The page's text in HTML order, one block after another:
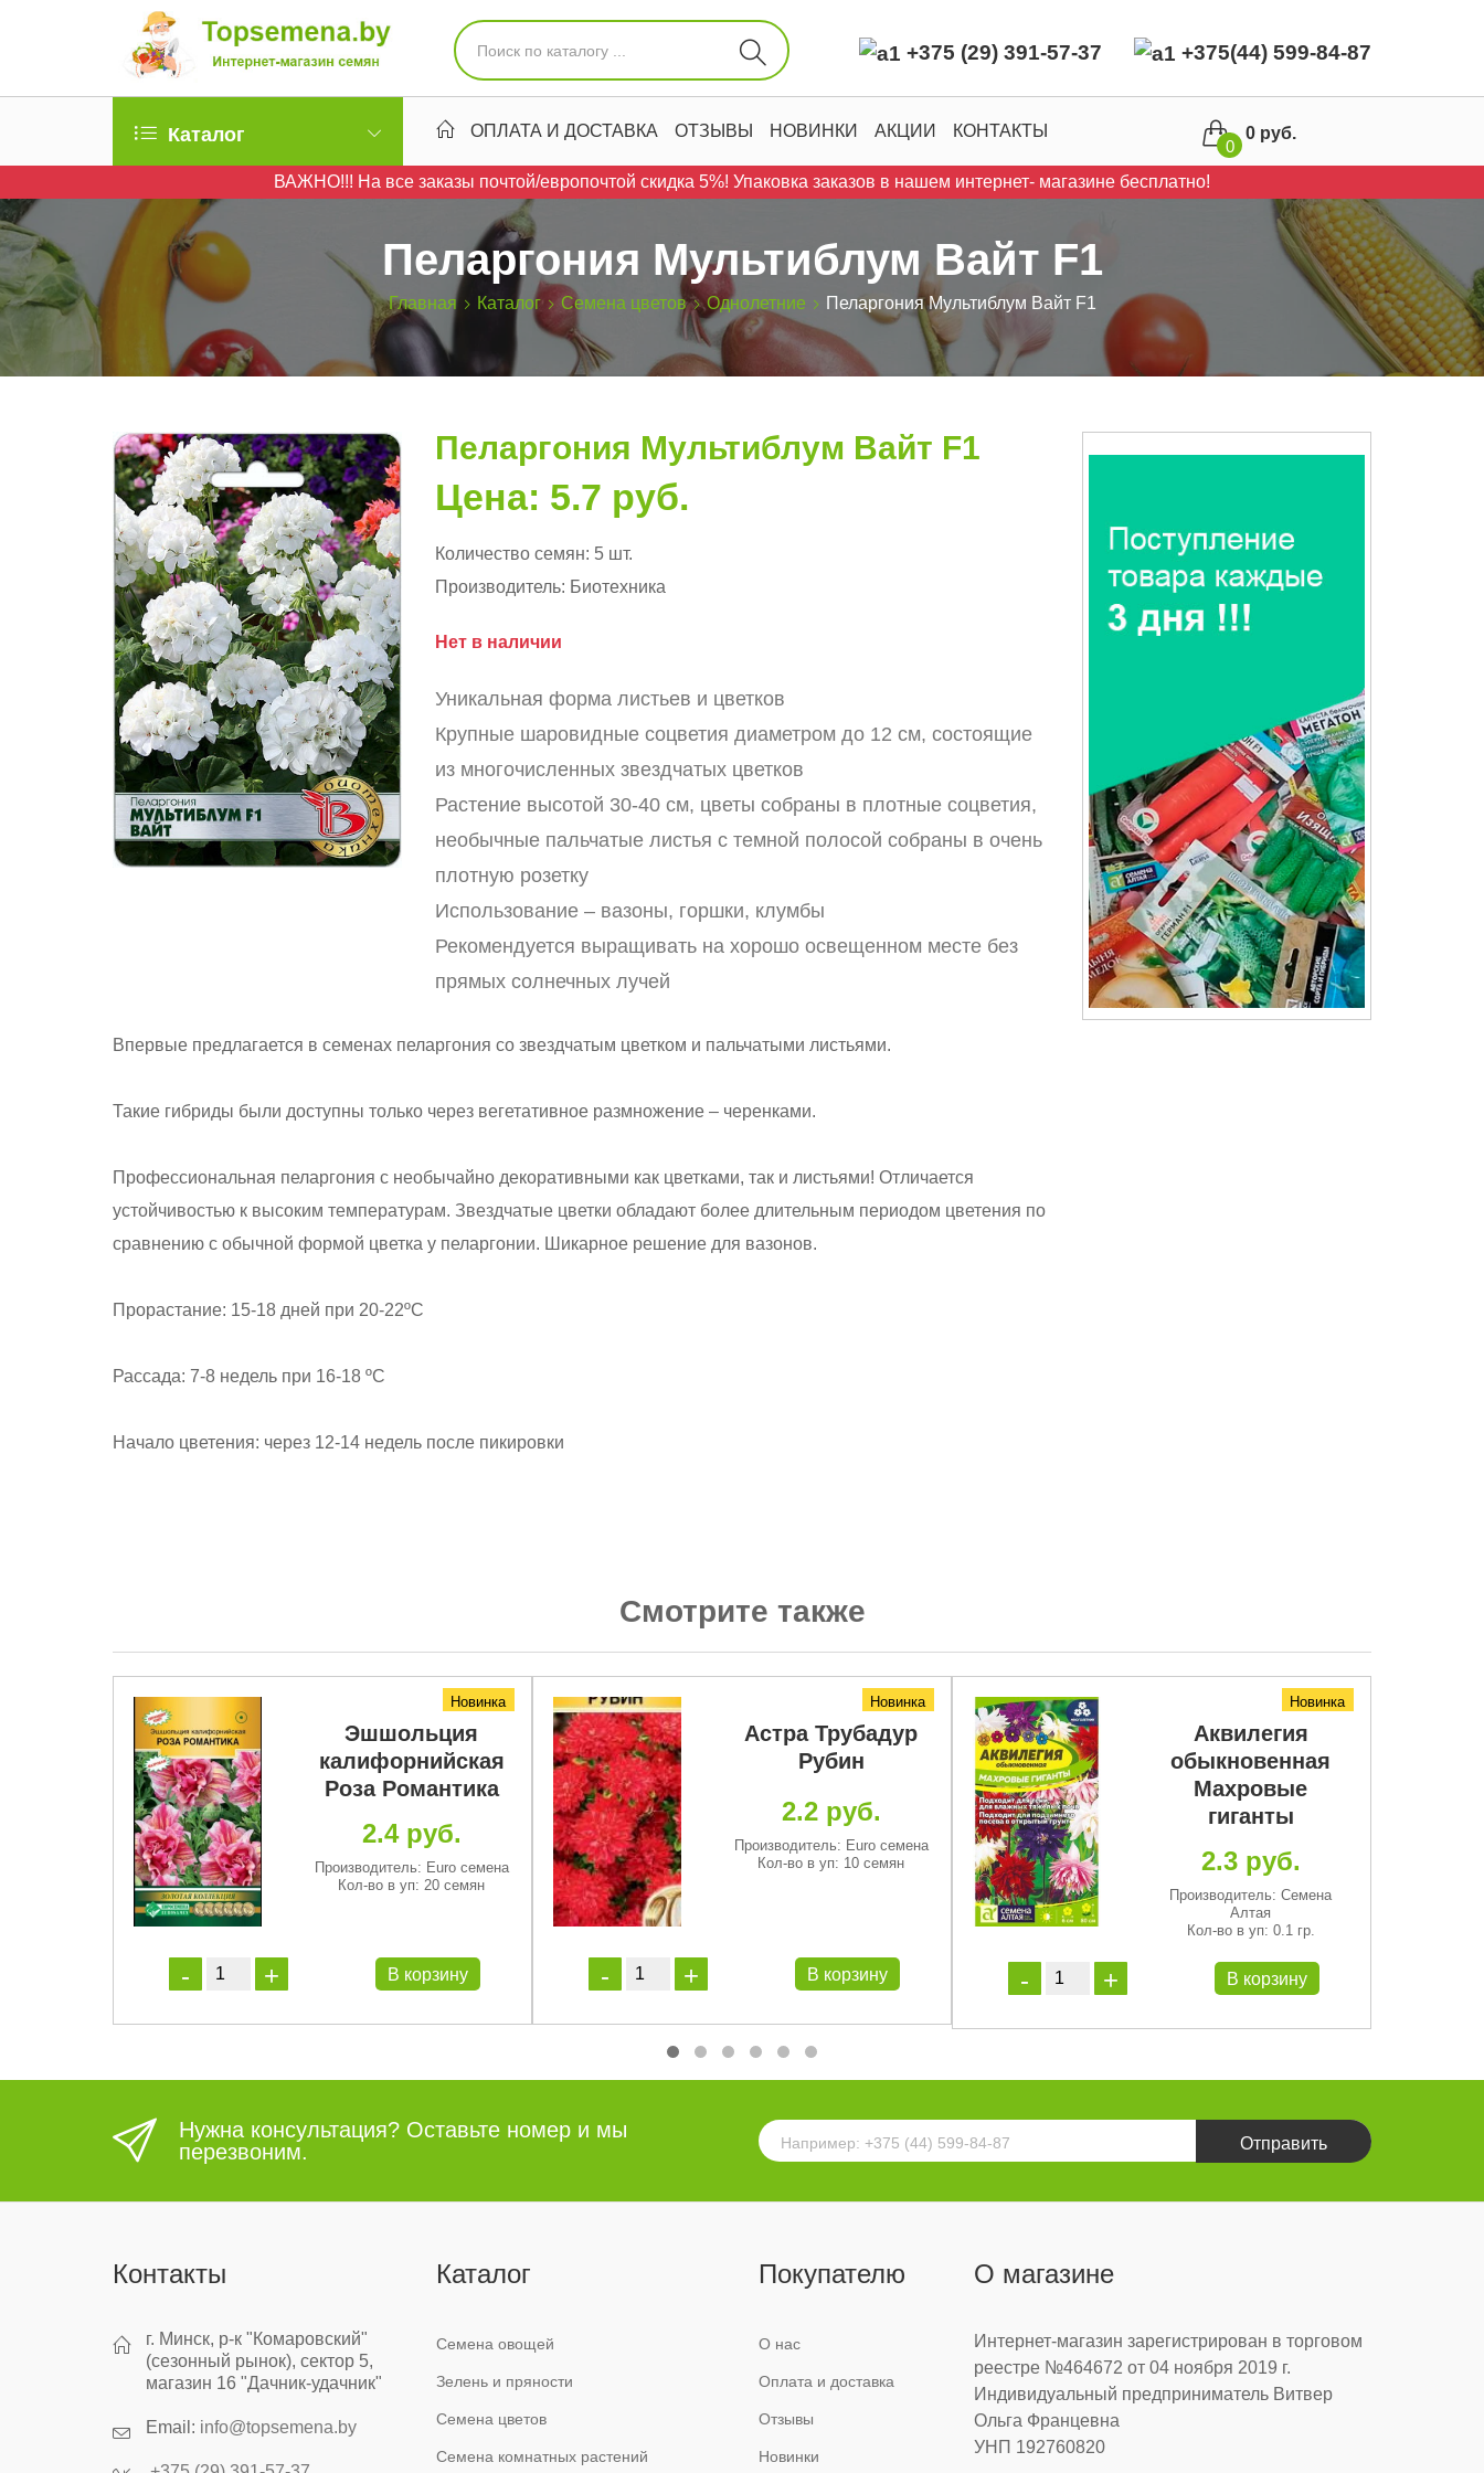
+375 (29) 391-57-37 +375(44) 599-84-87
Каталог ОПЛАТА И ДОСТАВКА ОТЗЫВЫ НОВИНКИ АКЦИИ КОНТАКТЫ 0
0 руб.
ВАЖНО!!! На все заказы почтой/европочтой скидка 5%! Упаковка заказов в нашем интернет- магазине бесплатно!
Пеларгония Мультиблум Вайт F1
Главная Каталог Семена цветов Однолетние Пеларгония Мультиблум Вайт F1
Пеларгония Мультиблум Вайт F1
Цена: 5.7 руб.
Количество семян: 5 шт.
Производитель: Биотехника
Нет в наличии
Уникальная форма листьев и цветков
Крупные шаровидные соцветия диаметром до 12 см, состоящие
из многочисленных звездчатых цветков
Растение высотой 30-40 см, цветы собраны в плотные соцветия,
необычные пальчатые листья с темной полосой собраны в очень
плотную розетку
Использование – вазоны, горшки, клумбы
Рекомендуется выращивать на хорошо освещенном месте без
прямых солнечных лучей
Впервые предлагается в семенах пеларгония со звездчатым цветком и пальчатыми листьями.
Такие гибриды были доступны только через вегетативное размножение – черенками.
Профессиональная пеларгония с необычайно декоративными как цветками, так и листьями! Отличается
устойчивостью к высоким температурам. Звездчатые цветки обладают более длительным периодом цветения по
сравнению с обычной формой цветка у пеларгонии. Шикарное решение для вазонов.
Прорастание: 15-18 дней при 20-22ºС
Рассада: 7-8 недель при 16-18 ºС
Начало цветения: через 12-14 недель после пикировки
Смотрите также
Новинка
Эшшольция
калифорнийская
Роза Романтика
2.4 руб.
Производитель: Euro семена
Кол-во в уп: 20 семян
В корзину
Новинка
Астра Трубадур
Рубин
2.2 руб.
Производитель: Euro семена
Кол-во в уп: 10 семян
В корзину
Новинка
Аквилегия
обыкновенная
Махровые
гиганты
2.3 руб.
Производитель: Семена
Алтая
Кол-во в уп: 0.1 гр.
В корзину
Нужна консультация? Оставьте номер и мы
перезвоним.
Отправить
Контакты
г. Минск, р-к "Комаровский"
(сезонный рынок), сектор 5,
магазин 16 "Дачник-удачник"
Email: info@topsemena.by
Каталог
Семена овощей
Зелень и пряности
Семена цветов
Семена комнатных растений
Покупателю
О нас
Оплата и доставка
Отзывы
Новинки
О магазине
Интернет-магазин зарегистрирован в торговом
реестре №464672 от 04 ноября 2019 г.
Индивидуальный предприниматель Витвер
Ольга Францевна
УНП 192760820